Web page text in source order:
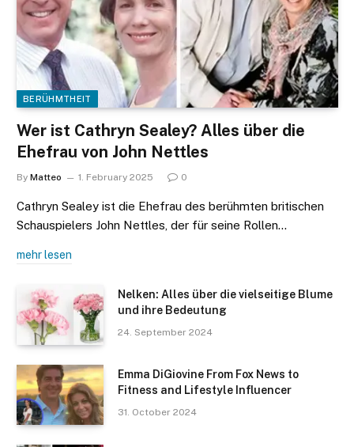
BERÜHMTHEIT
Wer ist Cathryn Sealey? Alles über die
Ehefrau von John Nettles
By Matteo 1. February 2025 0
Cathryn Sealey ist die Ehefrau des berühmten britischen
Schauspielers John Nettles, der für seine Rollen…
mehr lesen
Nelken: Alles über die vielseitige Blume
und ihre Bedeutung
24. September 2024
Emma DiGiovine From Fox News to
Fitness and Lifestyle Influencer
31. October 2024